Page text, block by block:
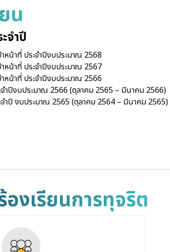
น
จำปี
หน้าที่ ประจำปีงบประมาณ 2568
หน้าที่ ประจำปีงบประมาณ 2567
หน้าที่ ประจำปีงบประมาณ 2566
จำปีงบประมาณ 2566 (ตุลาคม 2565 – มีนาคม 2566)
จำปี งบประมาณ 2565 (ตุลาคม 2564 – มีนาคม 2565)
งเรียนการทุจริต